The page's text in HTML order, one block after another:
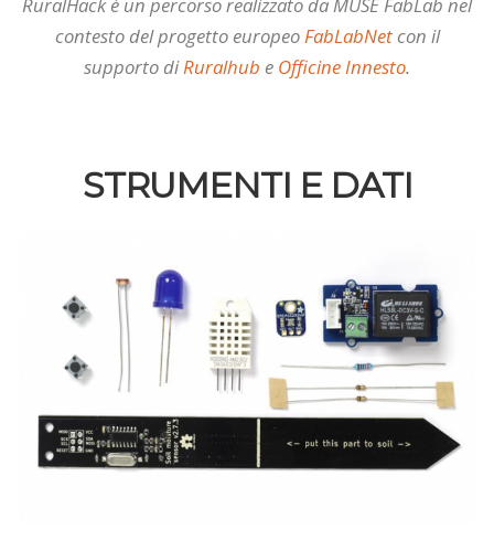
contesto del progetto europeoFabLabNetcon il
supporto diRuralhub e Officine Innesto.
STRUMENTI E DATI